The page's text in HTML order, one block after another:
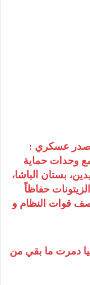
مصدر عسكري :
مع وحدات حماية
بستان الباشا،
حفاظاً
قوات النظام و
دمرت ما بقي من